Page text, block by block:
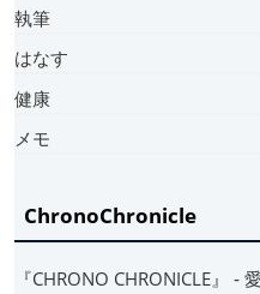
執筆
はなす
健康
メモ
ChronoChronicle
『CHRONO CHRONICLE』